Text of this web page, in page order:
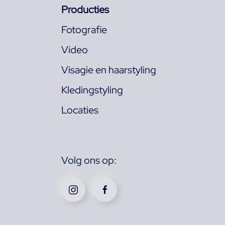
Producties
Fotografie
Video
Visagie en haarstyling
Kledingstyling
Locaties
Volg ons op: